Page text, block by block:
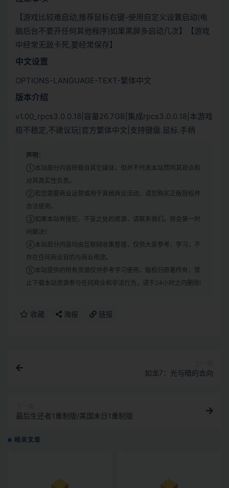
【游戏比较难启动,推荐鼠标右键-使用自定义设置启动(电
脑后台不要开任何其他程序)如果黑屏多启动几次】【游戏
中经常无敌卡死,要经常保存】
中文设置
OPTIONS-LANGUAGE-TEXT-繁体中文
版本介绍
v1.00_rpcs3.0.0.18|容量26.7GB|集成rpcs3.0.0.18|本游戏
极不稳定,不建议玩|官方繁体中文|支持键盘.鼠标.手柄
声明：
①本站部分内容转载自其它媒体，但并不代表本站赞同其观点和
对其真实性负责。
②若您需要商业运营或用于其他商业活动，请您购买正版授权并
合法使用。
③如果本站有侵犯、不妥之处的资源，请联系我们。将会第一时
间解决！
④本站部分内容均由互联网收集整理，仅供大家参考、学习，不
存在任何商业目的与商业用途。
⑤本站提供的所有资源仅供参考学习使用，版权归原著所有，禁
止下载本站资源参与任何商业和非法行为，请于24小时之内删除!
收藏 海报 链接
如龙7：光与暗的去向
最后生还者1重制版/美国末日1重制版
相关文章